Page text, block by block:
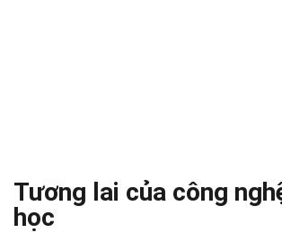
Tương lai của công
học